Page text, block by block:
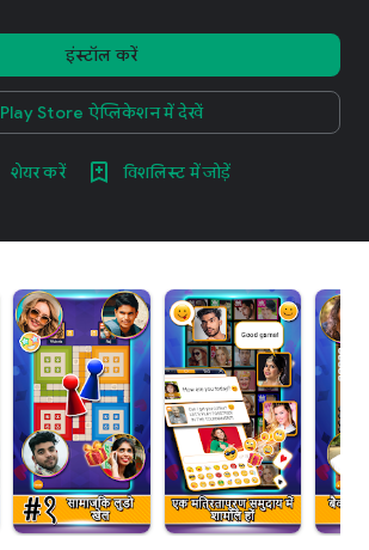
इंस्टॉल करें
Play Store ऐप्लिकेशन में देखें
शेयर करें विशलिस्ट में जोड़ें